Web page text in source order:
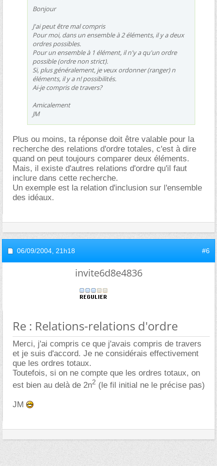
Bonjour
J'ai peut être mal compris
Pour moi, dans un ensemble à 2 éléments, il y a deux
ordres possibles.
Pour un ensemble à 1 élément, il n'y a qu'un ordre
possible (ordre non strict).
Si, plus généralement, je veux ordonner (ranger) n
éléments, il y a n! possibilités.
Ai-je compris de travers?
Amicalement
JM
Plus ou moins, ta réponse doit être valable pour la
recherche des relations d'ordre totales, c'est à dire
quand on peut toujours comparer deux éléments.
Mais, il existe d'autres relations d'ordre qu'il faut
inclure dans cette recherche.
Un exemple est la relation d'inclusion sur l'ensemble
des idéaux.
06/09/2004, 21h18 #6
invite6d8e4836
Re : Relations-relations d'ordre
Merci, j'ai compris ce que j'avais compris de travers
et je suis d'accord. Je ne considérais effectivement
que les ordres totaux.
Toutefois, si on ne compte que les ordres totaux, on
est bien au delà de 2n2 (le fil initial ne le précise pas)
JM